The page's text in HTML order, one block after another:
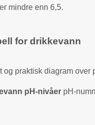
mindre enn 6,5.
for drikkevann
og praktisk diagram over
pH-nivåer pH-